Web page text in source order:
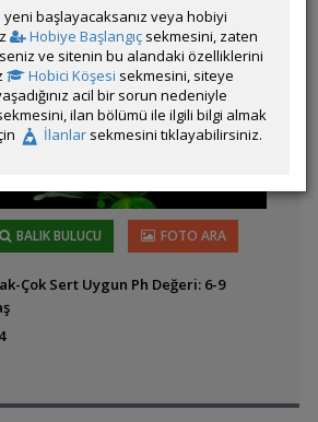
Blyxa japonica
Cryptocoryne affinis
BALIK BULUCU FOTO ARA
Çok Sert Uygun Ph Değeri: 6-9
4
başlayacaksanız veya hobiyi
Hobiye Başlangıç sekmesini, zaten
ve sitenin bu alandaki özelliklerini
Hobici Köşesi sekmesini, siteye
acil bir sorun nedeniyle
ilan bölümü ile ilgili bilgi almak
İlanlar sekmesini tıklayabilirsiniz.